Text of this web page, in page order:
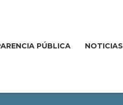
PÚBLICA NOTICIAS